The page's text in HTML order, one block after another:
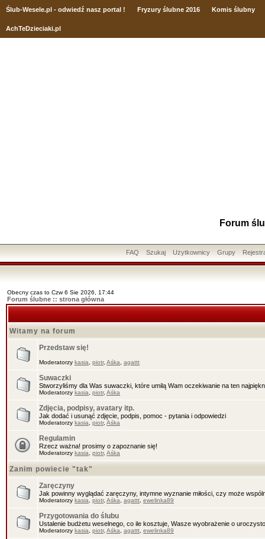
Ślub-Wesele.pl - odwiedź nasz portal ! Fryzury ślubne 2016 Komis ślubny
AchTeDzieciaki.pl
Forum
FAQ Szukaj Użytkownicy Grupy
Obecny czas to Czw 6 Sie 2026, 17:44
Forum ślubne :: strona główna
Witamy na forum
Przedstaw się!
Moderatorzy kasia piotr, Aśka agattt
Suwaczki
Stworzyliśmy dla Was suwaczki, które umilą Wam oczekiwanie na ten
Moderatorzy kasia piotr, Aśka
Zdjęcia, podpisy, avatary itp.
Jak dodać i usunąć zdjęcie, podpis, pomoc - pytania i odpowiedzi
Moderatorzy kasia piotr, Aśka
Regulamin
Rzecz ważna! prosimy o zapoznanie się!
Moderatorzy kasia piotr, Aśka
Zanim powiecie "tak"
Zaręczyny
Jak powinny wyglądać zaręczyny, intymne wyznanie miłości, czy może
Moderatorzy kasia piotr, Aśka agattt ewelinka89
Przygotowania do ślubu
Ustalenie budżetu weselnego, co ile kosztuje, Wasze wyobrażenie o
Moderatorzy kasia piotr, Aśka agattt ewelinka89